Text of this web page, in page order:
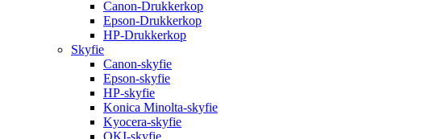
Canon-Drukkerkop
Epson-Drukkerkop
HP-Drukkerkop
Skyfie
Canon-skyfie
Epson-skyfie
HP-skyfie
Konica Minolta-skyfie
Kyocera-skyfie
OKI-skyfie